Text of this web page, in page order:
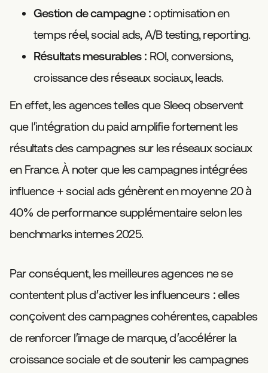
Gestion de campagne: optimisation en
temps réel, social ads, A/B testing, reporting.
Résultats mesurables: ROI, conversions,
croissance des réseaux sociaux, leads.
En effet, les agences telles que Sleeq observent
que l’intégration du paid amplifie fortement les
résultats des campagnes sur les réseaux sociaux
en France. À noter que les campagnes intégrées
influence + social ads génèrent en moyenne 20 à
40% de performance supplémentaire selon les
benchmarks internes 2025.
Par conséquent, les meilleures agences ne se
contentent plus d’activer les influenceurs : elles
conçoivent des campagnes cohérentes, capables
de renforcer l’image de marque, d’accélérer la
croissance sociale et de soutenir les campagnes